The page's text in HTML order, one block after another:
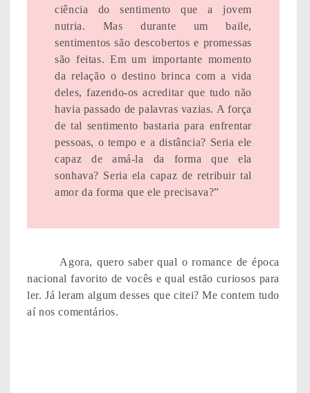
ciência do sentimento que a jovem
nutria. Mas durante um baile,
sentimentos são descobertos e promessas
são feitas. Em um importante momento
da relação o destino brinca com a vida
deles, fazendo-os acreditar que tudo não
havia passado de palavras vazias. A força
de tal sentimento bastaria para enfrentar
pessoas, o tempo e a distância? Seria ele
capaz de amá-la da forma que ela
sonhava? Seria ela capaz de retribuir tal
amor da forma que ele precisava?”
Agora, quero saber qual o romance de época
nacional favorito de vocês e qual estão curiosos para
ler. Já leram algum desses que citei? Me contem tudo
aí nos comentários.